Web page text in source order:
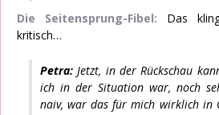
Die Seitensprung-Fibel: Das
kritisch…
Petra: Jetzt, in der Rückschau
ich in der Situation war, noch
naiv, war das für mich wirklich in